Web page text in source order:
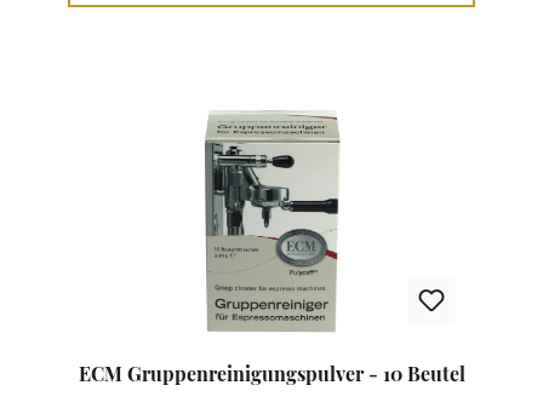
ECM Gruppenreinigungspulver - 10 Beutel